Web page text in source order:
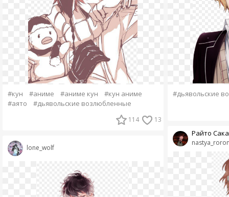
#кун #аниме #аниме кун
#кун аниме
#аято
#дьявольские возлюбленные
114 13
lone_wolf
#дьявольские
Райто